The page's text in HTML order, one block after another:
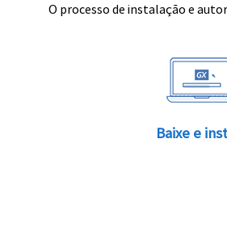
O processo de instalação e
Baixe e